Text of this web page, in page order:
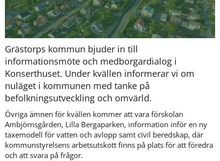
Grästorps kommun bjuder in till
informationsmöte och medborgardialog i
Konserthuset. Under kvällen informerar vi om
nuläget i kommunen med tanke på
befolkningsutveckling och omvärld.
Övriga ämnen för kvällen kommer att vara förskolan
Ambjörnsgården, Lilla Bergaparken, information inför en ny
taxemodell för vatten och avlopp samt civil beredskap, där
kommunstyrelsens arbetsutskott finns på plats för att föredra
och att svara på frågor.